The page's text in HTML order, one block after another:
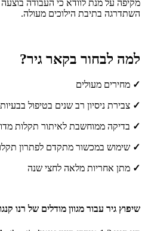
מקיפה על מנת לוודא כי העבודה בוצעה
השתדרגה בתיבת הילוכים מעולה.
למה לבחור בקאר גיר?
✓ מחירים מעולים
✓ צבירת ניסיון רב שנים בטיפול
✓ בדיקה ממוחשבת לאיתור תקלות
✓ שימוש במכשור מתקדם לפתרון
✓ מתן אחריות מלאה לחצי שנה
שיפוץ גיר עבור מגוון מודלים של רנו